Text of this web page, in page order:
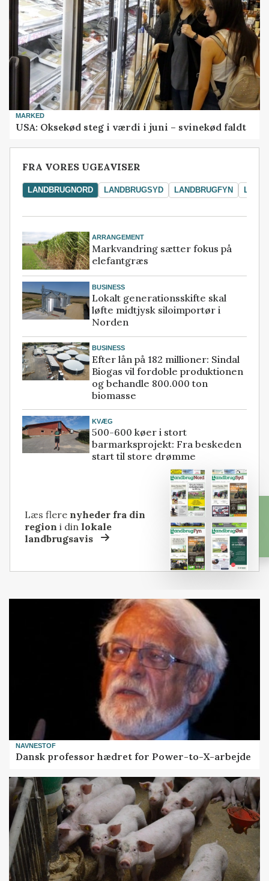
MARKED
USA: Oksekød steg i værdi i juni – svinekød faldt
FRA VORES UGEAVISER
LANDBRUGNORD LANDBRUGSYD LANDBRUGFYN
ARRANGEMENT
Markvandring sætter fokus på
elefantgræs
BUSINESS
Lokalt generationsskifte skal
løfte midtjysk siloimportør i
Norden
BUSINESS
Efter lån på 182 millioner: Sindal
Biogas vil fordoble produktionen
og behandle 800.000 ton
biomasse
KVÆG
500-600 køer i stort
barmarksprojekt: Fra beskeden
start til store drømme
Læs flere nyheder fra din
region i dinlokale
landbrugsavis
NAVNESTOF
Dansk professor hædret for Power-to-X-arbejde